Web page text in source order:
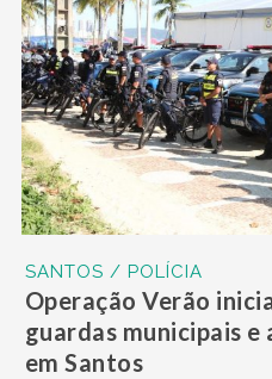
SANTOS / POLÍCIA
Operação Verão
guardas municipais e
em Santos